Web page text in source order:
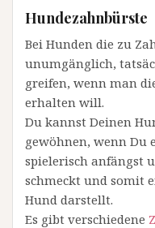
Hundezahnbürste
Bei Hunden die zu
unumgänglich,
greifen, wenn man
erhalten will.
Du kannst Deinen
gewöhnen, wenn Du
spielerisch anfängst
schmeckt und somit
Hund darstellt.
Es gibt verschiedene